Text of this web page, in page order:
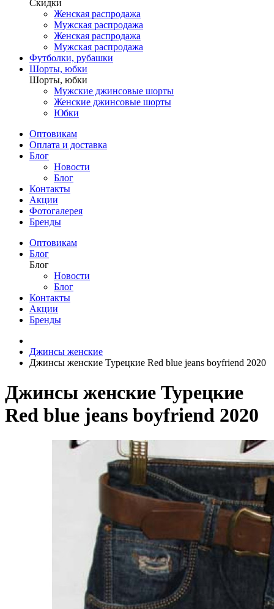
Скидки
Женская распродажа
Мужская распродажа
Женская распродажа
Мужская распродажа
Футболки, рубашки
Шорты, юбки
Шорты, юбки
Мужские джинсовые шорты
Женские джинсовые шорты
Юбки
Оптовикам
Оплата и доставка
Блог
Новости
Блог
Контакты
Акции
Фотогалерея
Бренды
Оптовикам
Блог
Блог
Новости
Блог
Контакты
Акции
Бренды
Джинсы женские
Джинсы женские Турецкие Red blue jeans boyfriend 2020
Джинсы женские Турецкие
Red blue jeans boyfriend 2020